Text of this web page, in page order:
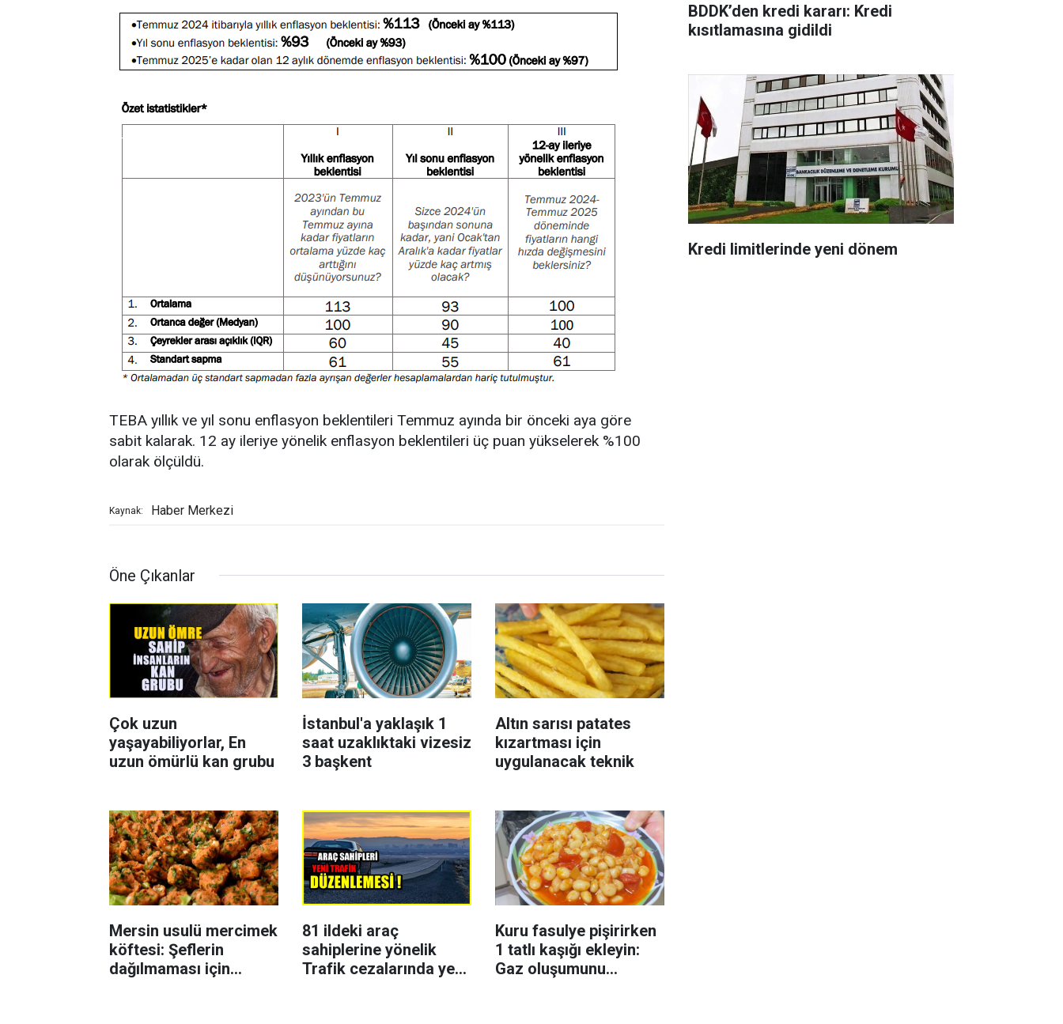
TEBA yıllık ve yıl sonu enflasyon beklentileri Temmuz ayında bir önceki aya göre
sabit kalarak. 12 ay ileriye yönelik enflasyon beklentileri üç puan yükselerek %100
olarak ölçüldü.
Kaynak: Haber Merkezi
Öne Çıkanlar
Çok uzun
yaşayabiliyorlar, En
uzun ömürlü kan grubu
İstanbul'a yaklaşık 1
saat uzaklıktaki vizesiz
3 başkent
Altın sarısı patates
kızartması için
uygulanacak teknik
Mersin usulü mercimek
köftesi: Şeflerin
dağılmaması için
81 ildeki araç
sahiplerine yönelik
Trafik cezalarında yeni
Kuru fasulye pişirirken
1 tatlı kaşığı ekleyin:
Gaz oluşumunu
BDDK’den kredi kararı: Kredi
kısıtlamasına gidildi
Kredi limitlerinde yeni dönem